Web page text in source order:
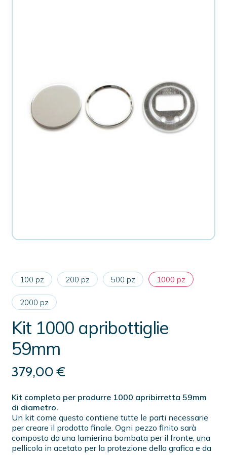
100 pz 200 pz 500 pz 1000 pz
2000 pz
Kit 1000 apribottiglie
59mm
379,00€
Kit completo per produrre 1000 apribirretta 59mm
di diametro.
Un kit come questo contiene tutte le parti necessarie
per creare il prodotto finale. Ogni pezzo finito sarà
composto da una lamierina bombata per il fronte, una
pellicola in acetato per la protezione della grafica e da